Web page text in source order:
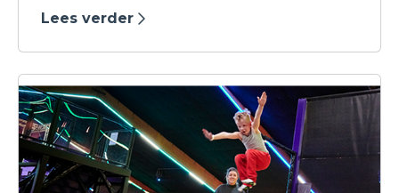
ultramoderne bowlingbanen waar 7 dagen
Lees verder